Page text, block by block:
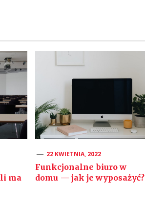
ma
22 KWIETNIA, 2022
Funkcjonalne biuro w
domu — jak je wyposażyć?